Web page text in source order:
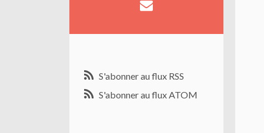
S'abonner au flux RSS
S'abonner au flux ATOM